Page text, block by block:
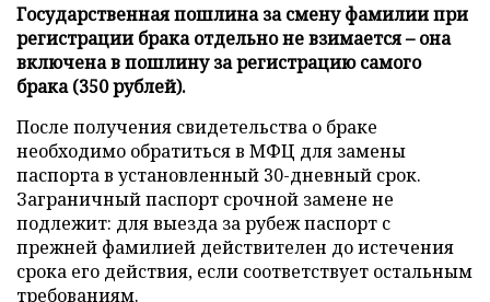
Государственная пошлина за смену фамилии при
регистрации брака отдельно не взимается – она
включена в пошлину за регистрацию самого
брака (350 рублей).
После получения свидетельства о браке
необходимо обратиться в МФЦ для замены
паспорта в установленный 30-дневный срок.
Заграничный паспорт срочной замене не
подлежит: для выезда за рубеж паспорт с
прежней фамилией действителен до истечения
срока его действия, если соответствует остальным
требованиям.